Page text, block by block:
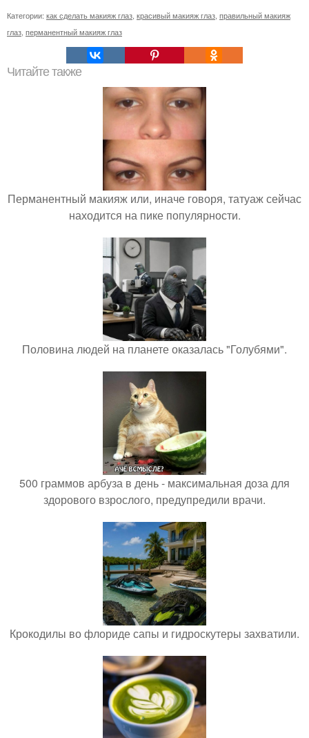
Категории: как сделать макияж глаз красивый макияж глаз правильный макияж
глаз перманентный макияж глаз
Читайте также
Перманентный макияж или, иначе говоря, татуаж сейчас
находится на пике популярности.
Половина людей на планете оказалась "Голубями".
500 граммов арбуза в день - максимальная доза для
здорового взрослого, предупредили врачи.
Крокодилы во флориде сапы и гидроскутеры захватили.